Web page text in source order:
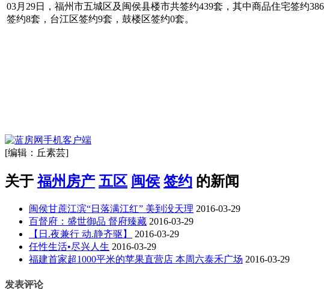
03月29日，福州市五城区及闽侯县楼市共签约439套，其中商品住宅签约
签约8套，台江区签约9套，鼓楼区签约0套。
[编辑：丘素芸]
关于 福州房产 五区 闽侯 签约 的新闻
闽侯甘蔗江滨“日落满江红” 美到没天理 2016-03-29
百督府：盛世御品 督府臻藏 2016-03-29
【日.夜兼行 动.静齐驱】
2016-03-29
任性生活•尽兴人生 2016-03-29
福建首家超1000平米的苹果直营店 本周六泰禾广场 2016-03-29
发表评论